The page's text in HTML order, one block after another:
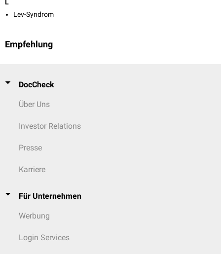
L
Lev-Syndrom
Empfehlung
DocCheck
Über Uns
Investor Relations
Presse
Karriere
Für Unternehmen
Werbung
Login Services